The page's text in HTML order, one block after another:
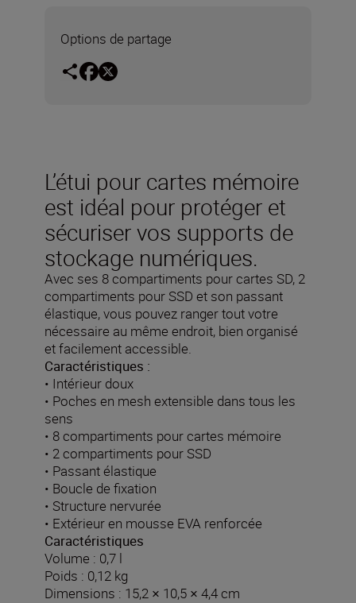
Options de partage
L’étui pour cartes mémoire
est idéal pour protéger et
sécuriser vos supports de
stockage numériques.
Avec ses 8 compartiments pour cartes SD, 2
compartiments pour SSD et son passant
élastique, vous pouvez ranger tout votre
nécessaire au même endroit, bien organisé
et facilement accessible.
Caractéristiques :
• Intérieur doux
• Poches en mesh extensible dans tous les
sens
• 8 compartiments pour cartes mémoire
• 2 compartiments pour SSD
• Passant élastique
• Boucle de fixation
• Structure nervurée
• Extérieur en mousse EVA renforcée
Caractéristiques
Volume : 0,7 l
Poids : 0,12 kg
Dimensions : 15,2 × 10,5 × 4,4 cm